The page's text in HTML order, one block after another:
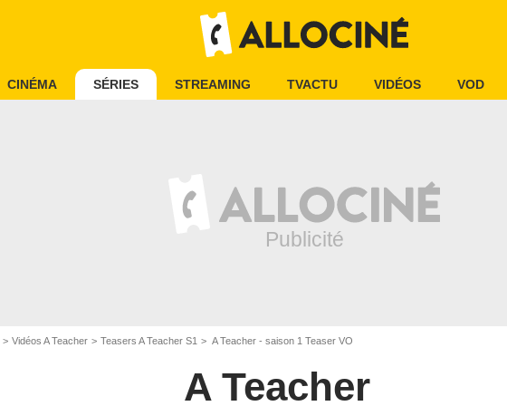
CINÉMA SÉRIES STREAMING TVACTU VIDÉOS VOD
Vidéos A Teacher Teasers A Teacher S1 A Teacher - saison 1 Teaser VO
A Teacher